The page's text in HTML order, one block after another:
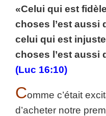
«Celui qui est
choses l’est aussi
celui qui est
choses l’est aussi
(Luc 16:10)
Comme c’était
d’acheter notre